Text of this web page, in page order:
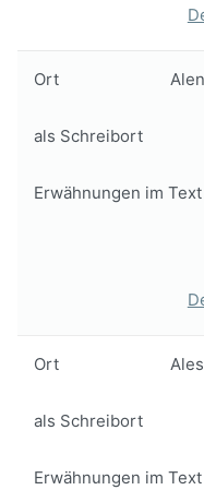
Ort
als Schreibort
Erwähnungen im Text
Ort
als Schreibort
Erwähnungen im Text